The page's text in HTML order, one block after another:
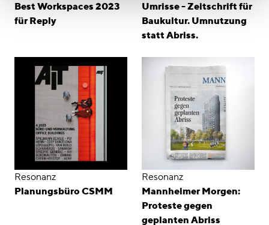
Best Workspaces 2023
für Reply
Umrisse - Zeitschrift für
Baukultur. Umnutzung
statt Abriss.
Resonanz
Planungsbüro CSMM
Resonanz
Mannheimer Morgen:
Proteste gegen
geplanten Abriss